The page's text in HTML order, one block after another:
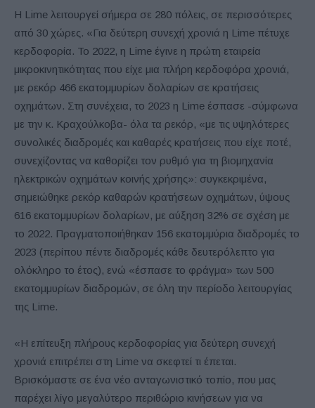
Η Lime λειτουργεί σήμερα σε 280 πόλεις, σε περισσότερες
από 30 χώρες. «Για δεύτερη συνεχή χρονιά η Lime πέτυχε
κερδοφορία. Το 2022, η Lime έγινε η πρώτη εταιρεία
μικροκινητικότητας που είχε μια πλήρη κερδοφόρα χρονιά,
με ρεκόρ 466 εκατομμυρίων δολαρίων σε κρατήσεις
οχημάτων. Στη συνέχεια, το 2023 η Lime έσπασε -σύμφωνα
με την κ. Κραχούλκοβα- όλα τα ρεκόρ, «με τις υψηλότερες
συνολικές διαδρομές και καθαρές κρατήσεις που είχε ποτέ,
συνεχίζοντας να καθορίζει τον ρυθμό για τη βιομηχανία
ηλεκτρικών οχημάτων κοινής χρήσης»: συγκεκριμένα,
σημειώθηκε ρεκόρ καθαρών κρατήσεων οχημάτων, ύψους
616 εκατομμυρίων δολαρίων, με αύξηση 32% σε σχέση με
το 2022. Πραγματοποιήθηκαν 156 εκατομμύρια διαδρομές το
2023 (περίπου πέντε διαδρομές κάθε δευτερόλεπτο για
ολόκληρο το έτος), ενώ «έσπασε το φράγμα» των 500
εκατομμυρίων διαδρομών, σε όλη την περίοδο λειτουργίας
της Lime.
«Η επίτευξη πλήρους κερδοφορίας για δεύτερη συνεχή
χρονιά επιτρέπει στη Lime να σκεφτεί τι έπεται.
Βρισκόμαστε σε ένα νέο ανταγωνιστικό τοπίο, που μας
παρέχει λίγο μεγαλύτερο περιθώριο κινήσεων για να